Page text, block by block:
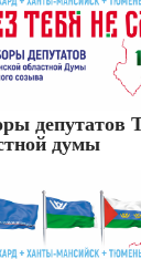
депутатов
думы